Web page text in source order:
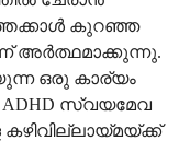
കുറഞ്ഞ
അർത്ഥമാക്കുന്നു.
ഒരു കാര്യം
സ്വയമേവ